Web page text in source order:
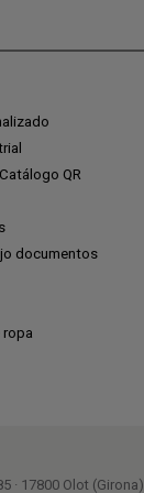
QR
documentos
ropa
· 17800 Olot (Girona)